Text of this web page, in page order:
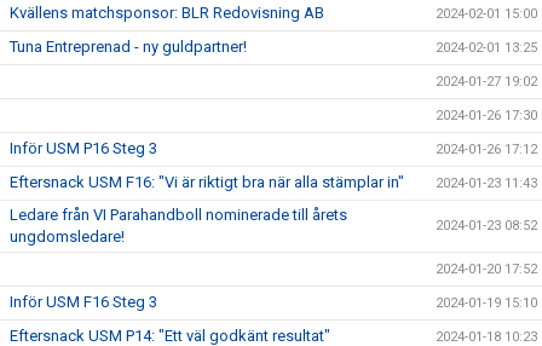
Kvällens matchsponsor: BLR Redovisning AB 2024-02-01 15:00
Tuna Entreprenad - ny guldpartner! 2024-02-01 13:25
2024-01-27 19:02
2024-01-26 17:30
Inför USM P16 Steg 3 2024-01-26 17:12
Eftersnack USM F16: "Vi är riktigt bra när alla stämplar in" 2024-01-23 11:43
Ledare från VI Parahandboll nominerade till årets
ungdomsledare!
2024-01-23 08:52
2024-01-20 17:52
Inför USM F16 Steg 3 2024-01-19 15:10
Eftersnack USM P14: "Ett väl godkänt resultat" 2024-01-18 10:23